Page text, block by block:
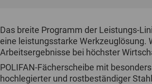
Das breite Programm der Leistungs-
eine leistungsstarke Werkzeuglösung.
Arbeitsergebnisse bei höchster
POLIFAN-Fächerscheibe mit
hochlegierter und rostbeständiger